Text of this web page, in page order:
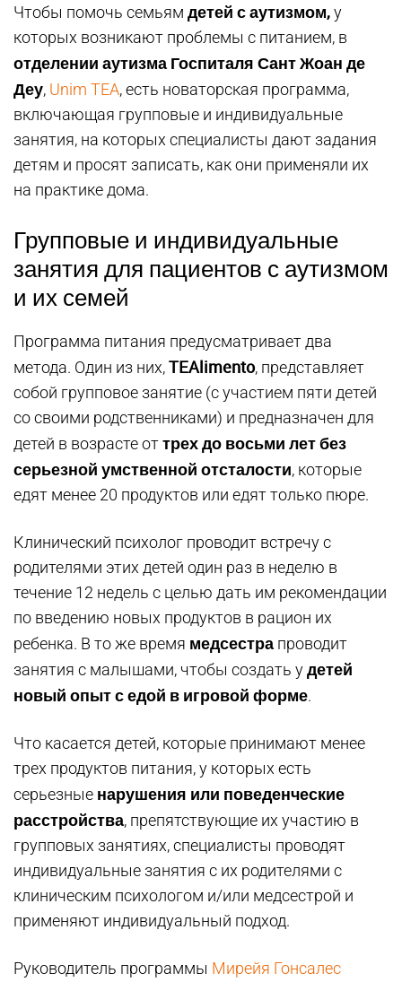
Чтобы помочь семьям детей с аутизмом,у
которых возникают проблемы с питанием, в
отделении аутизма Госпиталя Сант Жоан де
Деу, Unim TEA, есть новаторская программа,
включающая групповые и индивидуальные
занятия, на которых специалисты дают задания
детям и просят записать, как они применяли их
на практике дома.
Групповые и индивидуальные
занятия для пациентов с аутизмом
и их семей
Программа питания предусматривает два
метода. Один из них,TEAlimento, представляет
собой групповое занятие (с участием пяти детей
со своими родственниками) и предназначен для
детей в возрасте оттрех до восьми лет без
серьезной умственной отсталости, которые
едят менее 20 продуктов или едят только пюре.
Клинический психолог проводит встречу с
родителями этих детей один раз в неделю в
течение 12 недель с целью дать им рекомендации
по введению новых продуктов в рацион их
ребенка. В то же время медсестра проводит
занятия с малышами, чтобы создать удетей
новый опыт с едой в игровой форме.
Что касается детей, которые принимают менее
трех продуктов питания, у которых есть
серьезные нарушения или поведенческие
расстройства, препятствующие их участию в
групповых занятиях, специалисты проводят
индивидуальные занятия с их родителями с
клиническим психологом и/или медсестрой и
применяют индивидуальный подход.
Руководитель программы Мирейя Гонсалес